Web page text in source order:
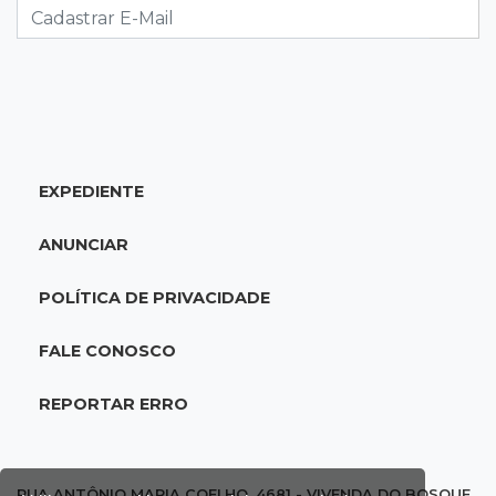
Brasileirão Feminino
20:15Pedro Juan Caballero
ligada a laboratório ilegal
Suspeitos de ocupar avião interceptado pela
cotado a R$ 5,08
EXPEDIENTE
ANUNCIAR
POLÍTICA DE PRIVACIDADE
FALE CONOSCO
REPORTAR ERRO